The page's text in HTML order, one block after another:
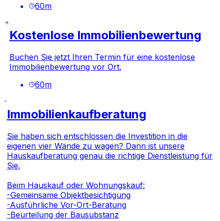
60m
Kostenlose Immobilienbewertung
Buchen Sie jetzt Ihren Termin für eine kostenlose
Immobilienbewertung vor Ort.
60m
Immobilienkaufberatung
Sie haben sich entschlossen die Investition in die
eigenen vier Wände zu wagen? Dann ist unsere
Hauskaufberatung genau die richtige Dienstleistung für
Sie.
Beim Hauskauf oder Wohnungskauf:
-Gemeinsame Objektbesichtigung
-Ausführliche Vor-Ort-Beratung
-Beurteilung der Bausubstanz